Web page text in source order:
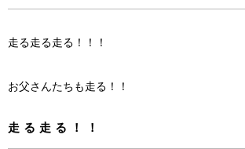
走る走る走る！！！
お父さんたちも走る！！
走る走る！！